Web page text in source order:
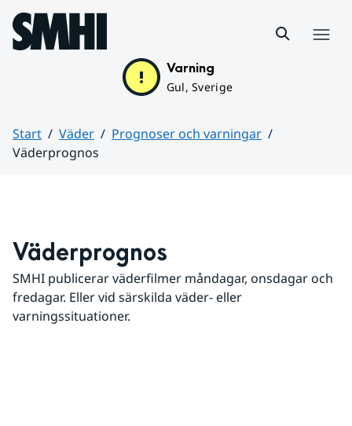
Hoppa till sidans innehåll
Varning
Gul, Sverige
Start Väder
Prognoser och varningar
Väderprognos
Väderprognos
SMHI publicerar väderfilmer måndagar, onsdagar och
fredagar. Eller vid särskilda väder- eller
varningssituationer.